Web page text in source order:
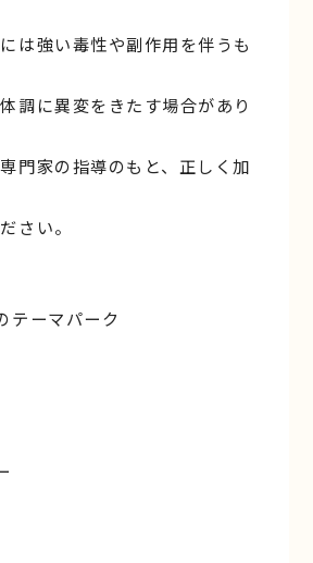
は強い毒性や副作用を伴うも
調に異変をきたす場合があり
門家の指導のもと、正しく加
さい。
テーマパーク